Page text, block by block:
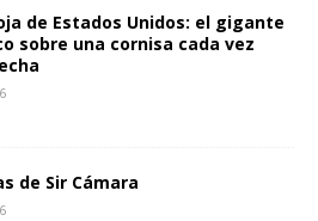
de Estados Unidos: el gigante
sobre una cornisa cada vez
de Sir Cámara